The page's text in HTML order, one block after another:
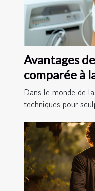
Avantages
comparée à
Dans le monde de
techniques pour